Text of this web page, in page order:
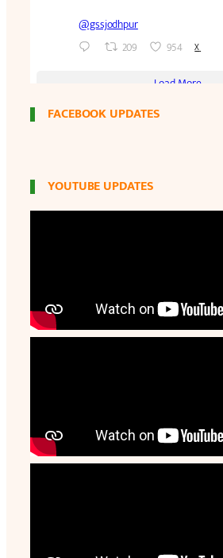
FACEBOOK UPDATES
YOUTUBE UPDATES